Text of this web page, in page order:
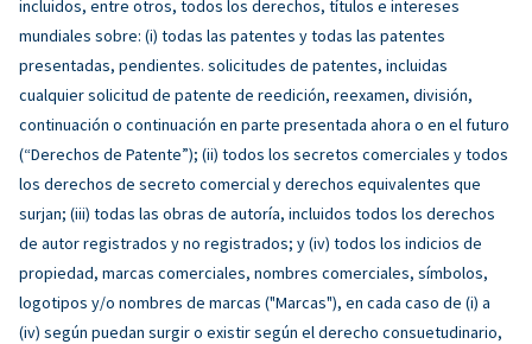
incluidos, entre otros, todos los derechos, títulos e intereses
mundiales sobre: (i) todas las patentes y todas las patentes
presentadas, pendientes. solicitudes de patentes, incluidas
cualquier solicitud de patente de reedición, reexamen, división,
continuación o continuación en parte presentada ahora o en el futuro
(“Derechos de Patente”); (ii) todos los secretos comerciales y todos
los derechos de secreto comercial y derechos equivalentes que
surjan; (iii) todas las obras de autoría, incluidos todos los derechos
de autor registrados y no registrados; y (iv) todos los indicios de
propiedad, marcas comerciales, nombres comerciales, símbolos,
logotipos y/o nombres de marcas ("Marcas"), en cada caso de (i) a
(iv) según puedan surgir o existir según el derecho consuetudinario,